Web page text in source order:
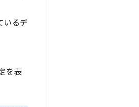
いるデ
を表